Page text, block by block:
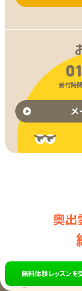
受付時
奥出
無料体験レッスンを